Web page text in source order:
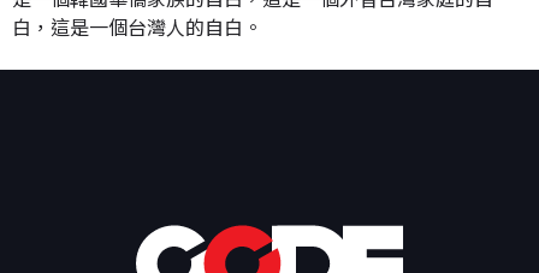
白，這是一個台灣人的自白。